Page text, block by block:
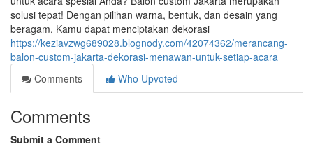
solusi tepat! Dengan pilihan warna, bentuk, dan desain yang
beragam, Kamu dapat menciptakan dekorasi
https://keziavzwg689028.blognody.com/42074362/merancang-
balon-custom-jakarta-dekorasi-menawan-untuk-setiap-acara
Comments
Who Upvoted
Comments
Submit a Comment